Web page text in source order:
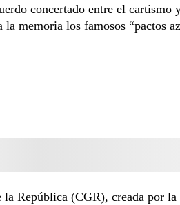
concertado entre el cartismo
memoria los famosos “pactos
República (CGR), creada por la